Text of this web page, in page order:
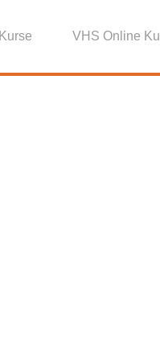
Kurse VHS Online